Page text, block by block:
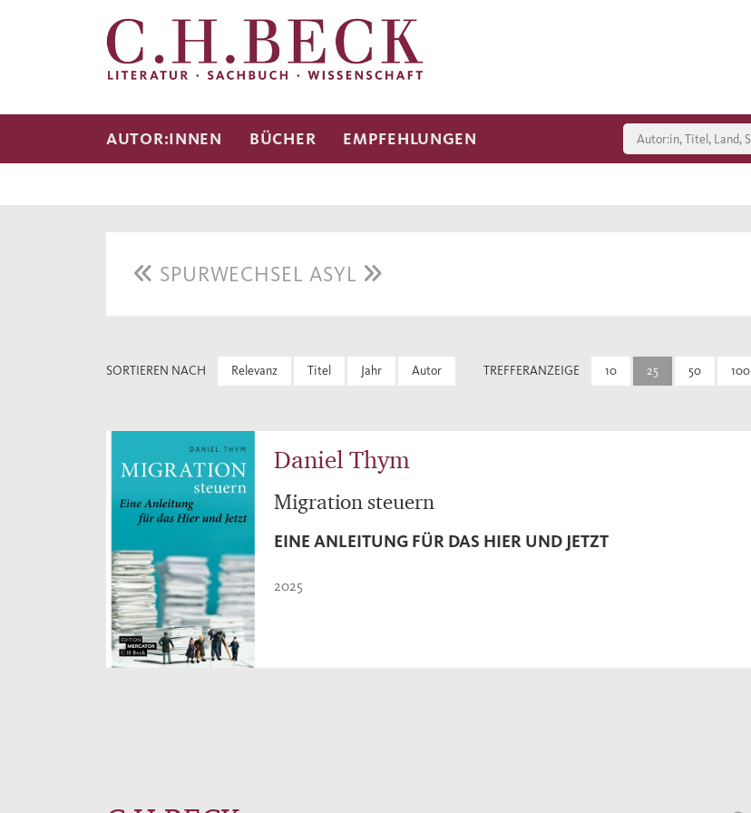
AUTOR:INNEN BÜCHER EMPFEHLUNGEN
SPURWECHSEL ASYL
SORTIEREN NACH Relevanz Titel Jahr Autor TREFFERANZEIGE 10 25 50 100
Daniel Thym
Migration steuern
EINE ANLEITUNG FÜR DAS HIER UND JETZT
2025